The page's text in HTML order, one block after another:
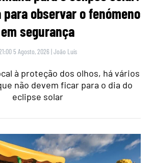
observar o fenómeno
em segurança
5 Agosto, 2026 |João Luís
à proteção dos olhos, há vários
não devem ficar para o dia do
eclipse solar